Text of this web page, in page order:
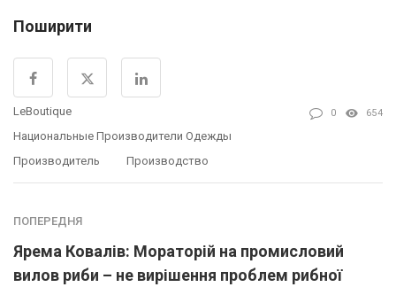
Поширити
LeBoutique
Национальные Производители Одежды
Производитель
Производство
0 654
ПОПЕРЕДНЯ
Ярема Ковалів: Мораторій на промисловий
вилов риби – не вирішення проблем рибної